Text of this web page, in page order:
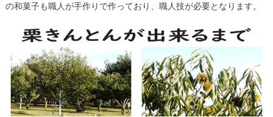
の和菓子も職人が手作りで作っており、職人技が必要となります。